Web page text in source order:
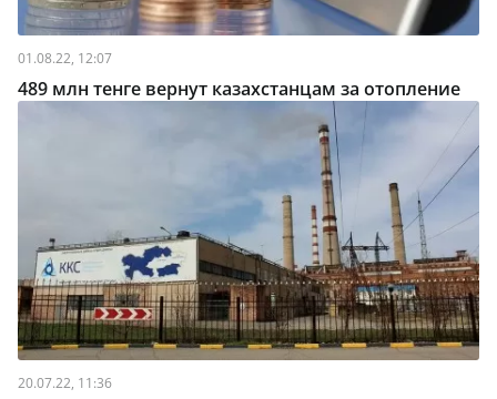
01.08.22, 12:07
489 млн тенге вернут казахстанцам за отопление
20.07.22, 11:36